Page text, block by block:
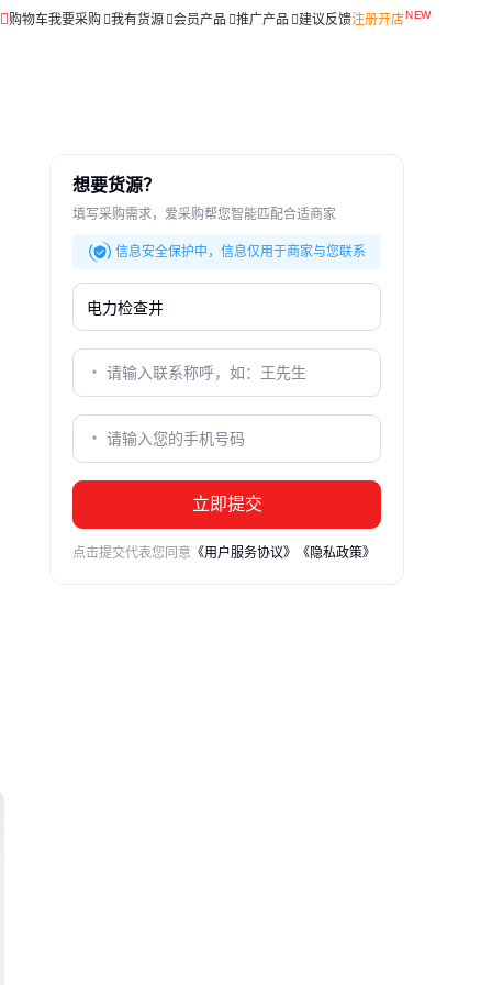
购物车我要采购 我有货源 会员产品 推广产品 建议反馈注册开店
想要货源？
填写采购需求，爱采购帮您智能匹配合适商家
信息安全保护中，信息仅用于商家与您联系
立即提交
点击提交代表您同意 《用户服务协议》 《隐私政策》